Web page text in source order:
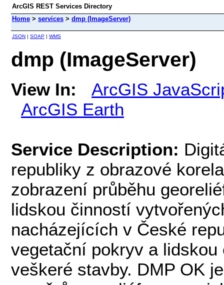
ArcGIS REST Services Directory
Home > services > dmp (ImageServer)
JSON | SOAP | WMS
dmp (ImageServer)
View In:
ArcGIS
ArcGIS Earth
Service Description:
republiky z obrazové
zobrazení průběhu
lidskou činností
nacházejících v České
vegetační pokryv a
veškeré stavby. DMP OK